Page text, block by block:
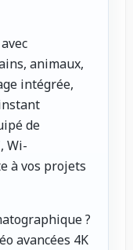
animaux,
intégrée,
de
Wi-
à vos projets
?
avancées 4K